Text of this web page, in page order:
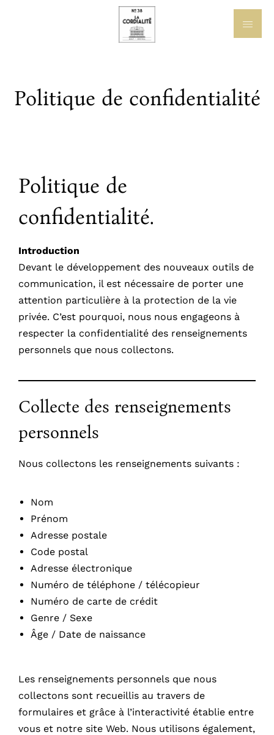
Politique de confidentialité
Politique de
confidentialité.
Introduction
Devant le développement des nouveaux outils de
communication, il est nécessaire de porter une
attention particulière à la protection de la vie
privée. C’est pourquoi, nous nous engageons à
respecter la confidentialité des renseignements
personnels que nous collectons.
Collecte des renseignements
personnels
Nous collectons les renseignements suivants :
Nom
Prénom
Adresse postale
Code postal
Adresse électronique
Numéro de téléphone / télécopieur
Numéro de carte de crédit
Genre / Sexe
Âge / Date de naissance
Les renseignements personnels que nous
collectons sont recueillis au travers de
formulaires et grâce à l’interactivité établie entre
vous et notre site Web. Nous utilisons également,